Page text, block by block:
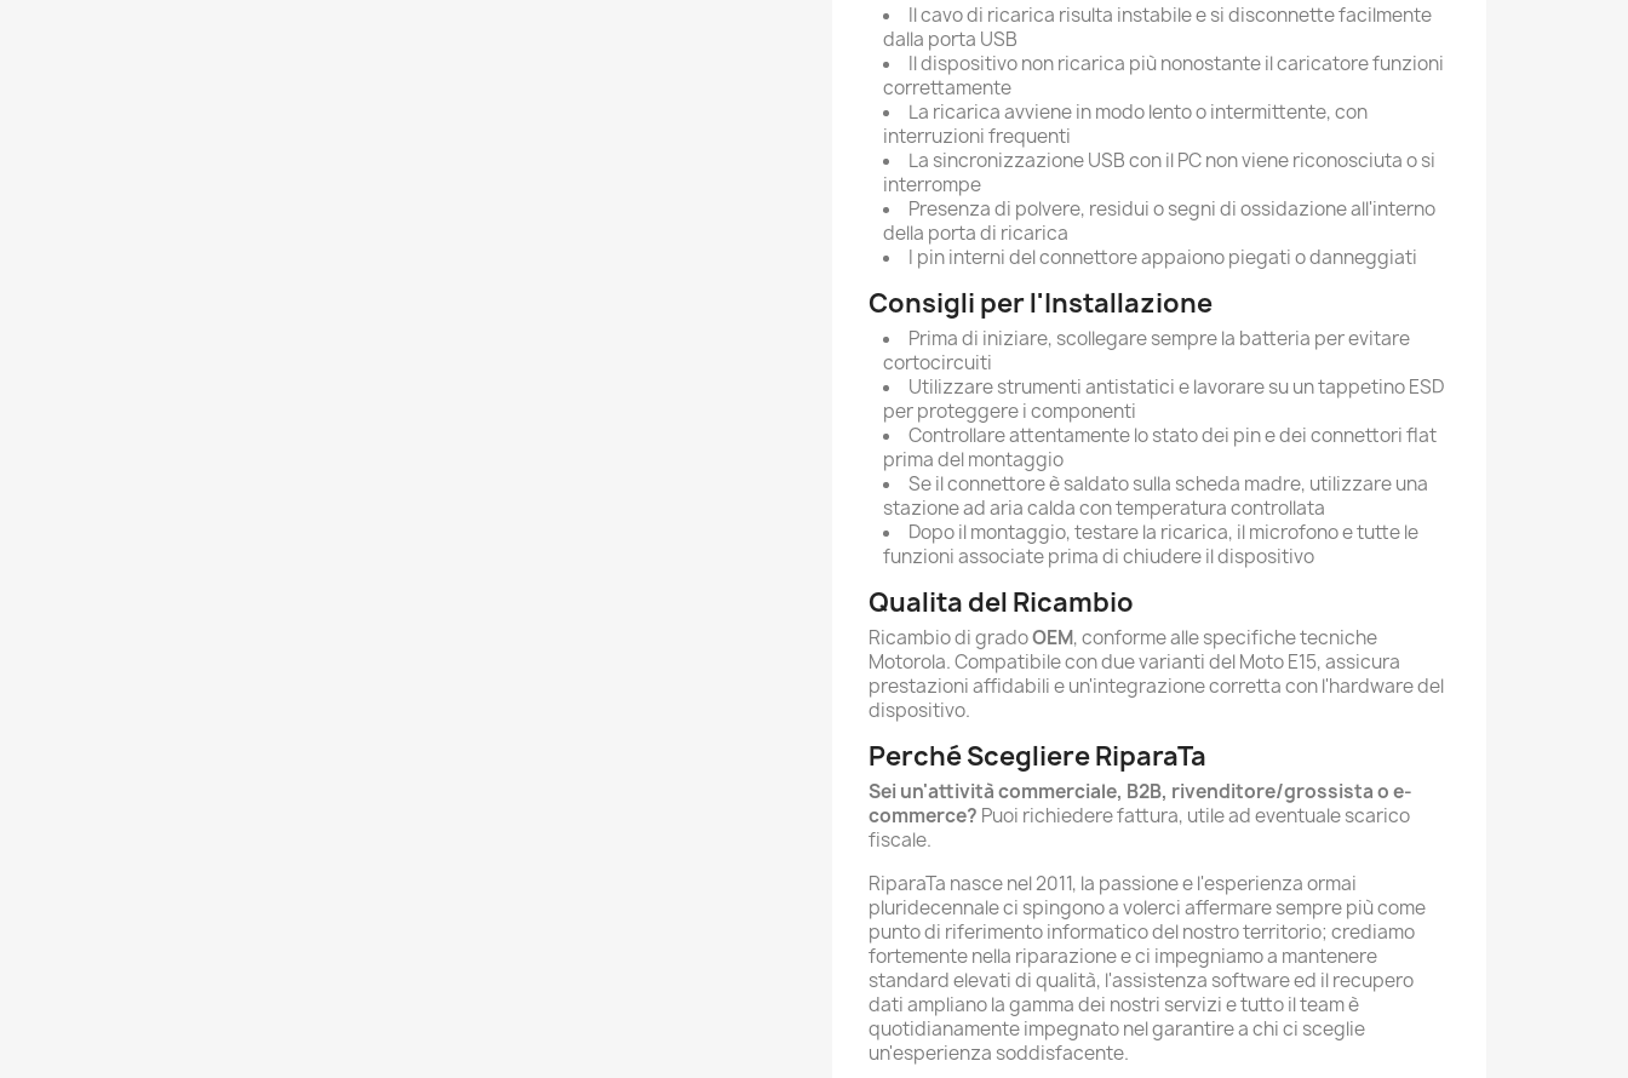
Il cavo di ricarica risulta instabile e si disconnette facilmente
dalla porta USB
Il dispositivo non ricarica più nonostante il caricatore funzioni
correttamente
La ricarica avviene in modo lento o intermittente, con
interruzioni frequenti
La sincronizzazione USB con il PC non viene riconosciuta o si
interrompe
Presenza di polvere, residui o segni di ossidazione all'interno
della porta di ricarica
I pin interni del connettore appaiono piegati o danneggiati
Consigli per l'Installazione
Prima di iniziare, scollegare sempre la batteria per evitare
cortocircuiti
Utilizzare strumenti antistatici e lavorare su un tappetino ESD
per proteggere i componenti
Controllare attentamente lo stato dei pin e dei connettori flat
prima del montaggio
Se il connettore è saldato sulla scheda madre, utilizzare una
stazione ad aria calda con temperatura controllata
Dopo il montaggio, testare la ricarica, il microfono e tutte le
funzioni associate prima di chiudere il dispositivo
Qualita del Ricambio
Ricambio di gradoOEM, conforme alle specifiche tecniche
Motorola. Compatibile con due varianti del Moto E15, assicura
prestazioni affidabili e un'integrazione corretta con l'hardware del
dispositivo.
Perché Scegliere RiparaTa
Sei un'attività commerciale, B2B, rivenditore/grossista o e-
commerce? Puoi richiedere fattura, utile ad eventuale scarico
fiscale.
RiparaTa nasce nel 2011, la passione e l'esperienza ormai
pluridecennale ci spingono a volerci affermare sempre più come
punto di riferimento informatico del nostro territorio; crediamo
fortemente nella riparazione e ci impegniamo a mantenere
standard elevati di qualità, l'assistenza software ed il recupero
dati ampliano la gamma dei nostri servizi e tutto il team è
quotidianamente impegnato nel garantire a chi ci sceglie
un'esperienza soddisfacente.